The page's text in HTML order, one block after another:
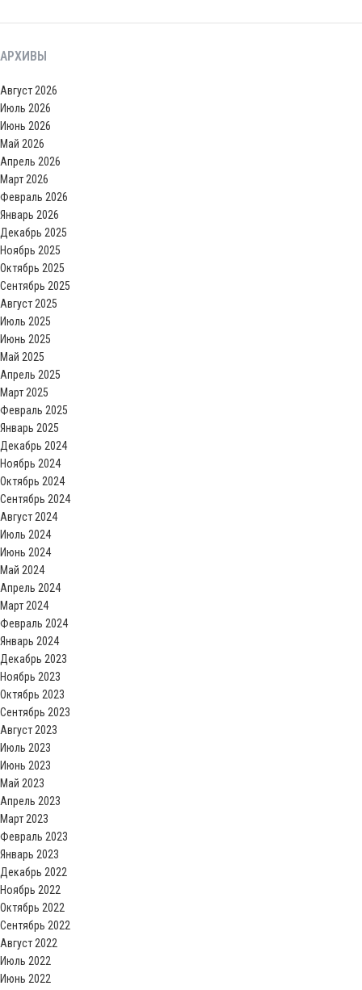
АРХИВЫ
Август 2026
Июль 2026
Июнь 2026
Май 2026
Апрель 2026
Март 2026
Февраль 2026
Январь 2026
Декабрь 2025
Ноябрь 2025
Октябрь 2025
Сентябрь 2025
Август 2025
Июль 2025
Июнь 2025
Май 2025
Апрель 2025
Март 2025
Февраль 2025
Январь 2025
Декабрь 2024
Ноябрь 2024
Октябрь 2024
Сентябрь 2024
Август 2024
Июль 2024
Июнь 2024
Май 2024
Апрель 2024
Март 2024
Февраль 2024
Январь 2024
Декабрь 2023
Ноябрь 2023
Октябрь 2023
Сентябрь 2023
Август 2023
Июль 2023
Июнь 2023
Май 2023
Апрель 2023
Март 2023
Февраль 2023
Январь 2023
Декабрь 2022
Ноябрь 2022
Октябрь 2022
Сентябрь 2022
Август 2022
Июль 2022
Июнь 2022